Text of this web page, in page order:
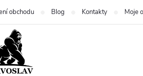
obchodu Blog Kontakty Moje